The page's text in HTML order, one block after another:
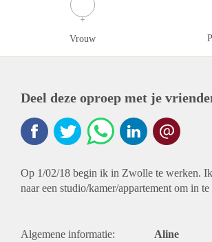
Vrouw
Deel deze oproep met je
Op 1/02/18 begin ik in Zwolle te werken.
naar een studio/kamer/appartement om in
Algemene informatie: Aline